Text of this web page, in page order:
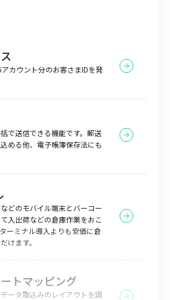
カウント分のお客さまIDを発
で送信できる機能です。郵送
める他、電子帳簿保存法にも
どのモバイル端末とバーコー
入出荷などの倉庫作業をおこ
ーミナル導入よりも安価に倉
けます。
トマッピング
ータ取込みのレイアウトを調